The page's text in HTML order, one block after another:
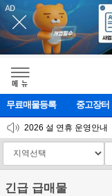
메    뉴
무료매물등록 중고장터
2026 설 연휴 운영안내
[업데이트]모바일 하단
[업데이트] 개선사항 안내
긴급 급매물